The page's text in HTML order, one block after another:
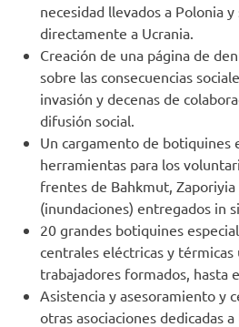
necesidad llevados a Polonia
directamente a Ucrania.
Creación de una página de
sobre las consecuencias
invasión y decenas de
difusión social.
Un cargamento de botiquines
herramientas para los
frentes de Bahkmut, Zaporiyia
(inundaciones) entregados in
20 grandes botiquines
centrales eléctricas y térmicas
trabajadores formados, hasta
Asistencia y asesoramiento y
otras asociaciones dedicadas